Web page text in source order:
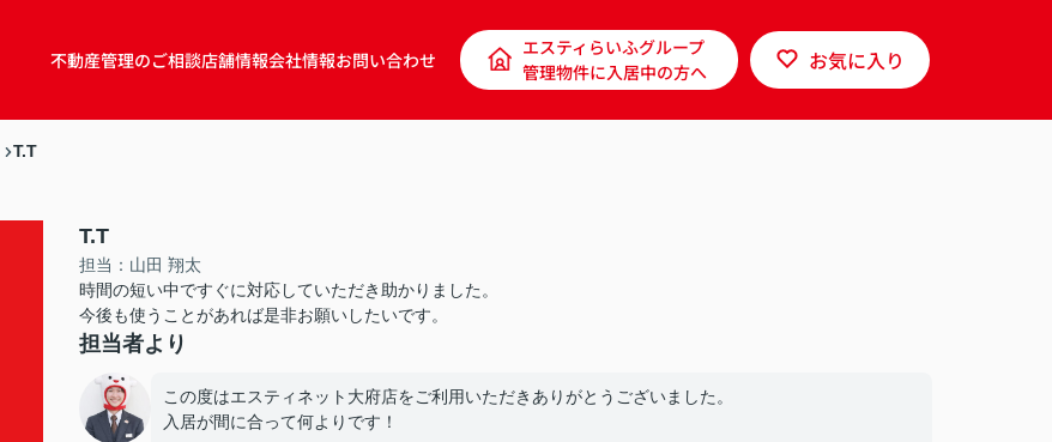
不動産管理のご相談店舗情報会社情報お問い合わせ
エスティらいふグループ
管理物件に入居中の方へ
お気に入り
T.T
T.T
担当：山田 翔太
時間の短い中ですぐに対応していただき助かりました。
今後も使うことがあれば是非お願いしたいです。
担当者より
この度はエスティネット大府店をご利用いただきありがとうございました。
入居が間に合って何よりです！